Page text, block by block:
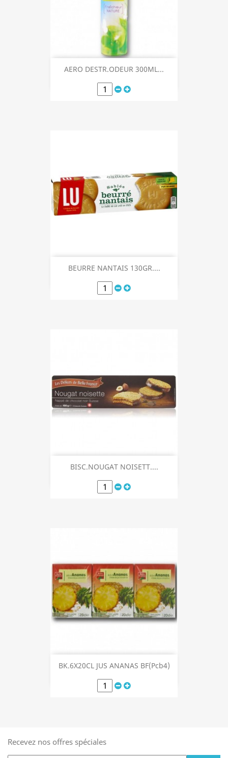
AERO DESTR.ODEUR 300ML...
BEURRE NANTAIS 130GR....
BISC.NOUGAT NOISETT....
BK.6X20CL JUS ANANAS BF(Pcb4)
Recevez nos offres spéciales